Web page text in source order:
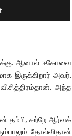
ஆனால் ஈகோவை
இருக்கிறார் அவர்.
அந்த
தம்பி, சற்றே ஆர்வக்
தோல்விதான்